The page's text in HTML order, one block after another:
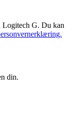
Logitech G. Du kan
din.